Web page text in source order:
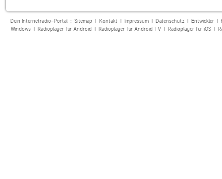
Dein Internetradio-Portal : Sitemap| Kontakt| Impressum| Datenschutz| Entwickler|
Windows| Radioplayer für Android| Radioplayer für Android TV| Radioplayer für iOS|